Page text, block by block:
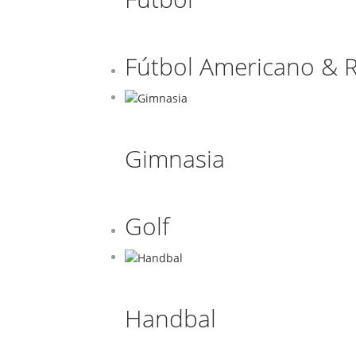
Fútbol Americano &
Gimnasia
Golf
Handbal